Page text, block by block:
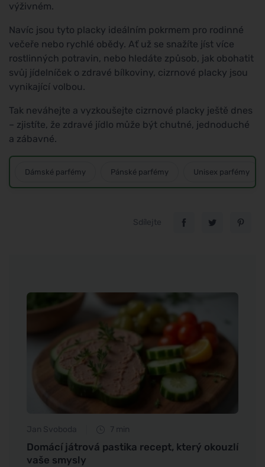
výživném.
Navíc jsou tyto placky ideálním pokrmem pro rodinné
večeře nebo rychlé obědy. Ať už se snažíte jíst více
rostlinných potravin, nebo hledáte způsob, jak obohatit
svůj jídelníček o zdravé bílkoviny, cizrnové placky jsou
vynikající volbou.
Tak neváhejte a vyzkoušejte cizrnové placky ještě dnes
– zjistíte, že zdravé jídlo může být chutné, jednoduché
a zábavné.
Dámské parfémy Pánské parfémy Unisex parfémy
Sdílejte
Jan Svoboda 7 min
Domácí játrová pastika recept, který okouzlí
vaše smysly